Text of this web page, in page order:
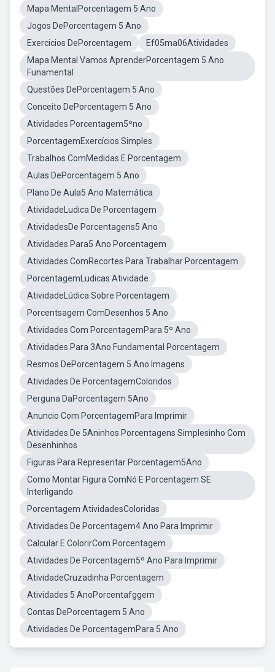
Mapa MentalPorcentagem 5 Ano
Jogos DePorcentagem 5 Ano
Exercicios DePorcentagem
Ef05ma06Atividades
Mapa Mental Vamos AprenderPorcentagem 5 Ano
Funamental
Questões DePorcentagem 5 Ano
Conceito DePorcentagem 5 Ano
Atividades Porcentagem5ºno
PorcentagemExercícios Simples
Trabalhos ComMedidas E Porcentagem
Aulas DePorcentagem 5 Ano
Plano De Aula5 Ano Matemática
AtividadeLudica De Porcentagem
AtividadesDe Porcentagens5 Ano
Atividades Para5 Ano Porcentagem
Atividades ComRecortes Para Trabalhar Porcentagem
PorcentagemLudicas Atividade
AtividadeLúdica Sobre Porcentagem
Porcentsagem ComDesenhos 5 Ano
Atividades Com PorcentagemPara 5º Ano
Atividades Para 3Ano Fundamental Porcentagem
Resmos DePorcentagem 5 Ano Imagens
Atividades De PorcentagemColoridos
Perguna DaPorcentagem 5Ano
Anuncio Com PorcentagemPara Imprimir
Atividades De 5Aninhos Porcentagens Simplesinho Com
Desenhinhos
Figuras Para Representar Porcentagem5Ano
Como Montar Figura ComNó E Porcentagem SE
Interligando
Porcentagem AtividadesColoridas
Atividades De Porcentagem4 Ano Para Imprimir
Calcular E ColorirCom Porcentagem
Atividades De Porcentagem5º Ano Para Imprimir
AtividadeCruzadinha Porcentagem
Atividades 5 AnoPorcentafggem
Contas DePorcentagem 5 Ano
Atividades De PorcentagemPara 5 Ano